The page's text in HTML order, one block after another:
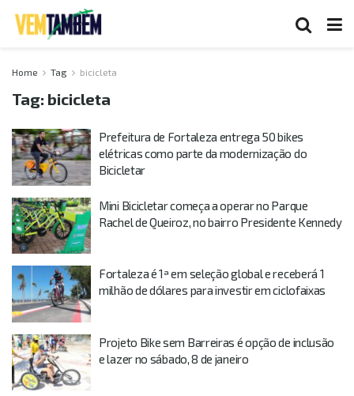
Home Tag bicicleta
Tag: bicicleta
Prefeitura de Fortaleza entrega 50 bikes
elétricas como parte da modernização do
Bicicletar
Mini Bicicletar começa a operar no Parque
Rachel de Queiroz, no bairro Presidente Kennedy
Fortaleza é 1ª em seleção global e receberá 1
milhão de dólares para investir em ciclofaixas
Projeto Bike sem Barreiras é opção de inclusão
e lazer no sábado, 8 de janeiro